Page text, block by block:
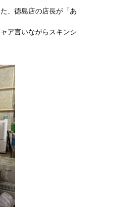
、徳島店の店長が「あ
ア言いながらスキンシ